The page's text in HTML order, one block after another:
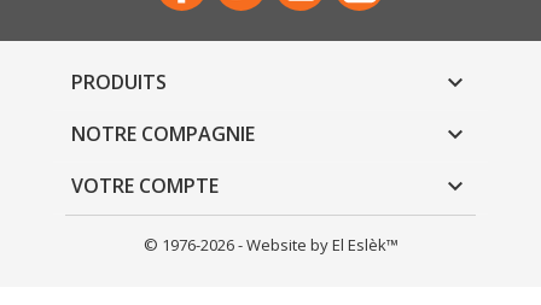
PRODUITS 
NOTRE COMPAGNIE 
VOTRE COMPTE 
© 1976-2026 - Website by El Eslèk™